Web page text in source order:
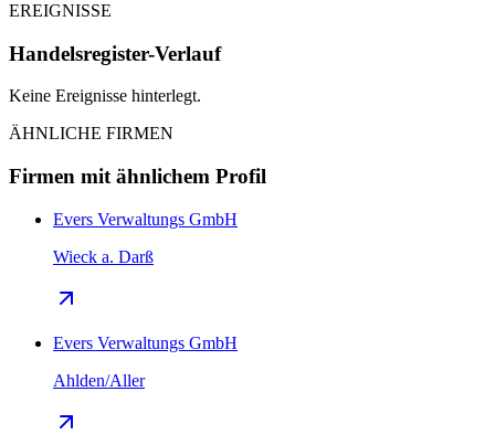
EREIGNISSE
Handelsregister-Verlauf
Keine Ereignisse hinterlegt.
ÄHNLICHE FIRMEN
Firmen mit ähnlichem Profil
Evers Verwaltungs GmbH
Wieck a. Darß
Evers Verwaltungs GmbH
Ahlden/Aller